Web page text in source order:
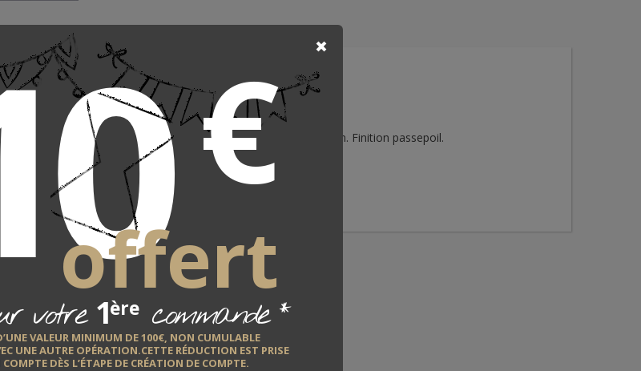
€
offert
votre1èrecommande *
VALEUR MINIMUM DE 100€, NON CUMULABLE
UNE AUTRE OPÉRATION.CETTE RÉDUCTION EST PRISE
COMPTE DÈS L’ÉTAPE DE CRÉATION DE COMPTE.
Pyrenex
20 % duvet et 80 % plumettes, avec une enveloppe 100 % coton. Finition passepoil.